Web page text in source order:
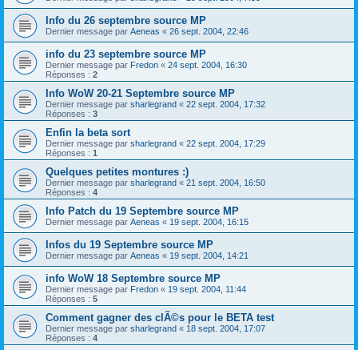
Info du 26 septembre source MP
Dernier message par Aeneas « 26 sept. 2004, 22:46
info du 23 septembre source MP
Dernier message par Fredon « 24 sept. 2004, 16:30
Réponses : 2
Info WoW 20-21 Septembre source MP
Dernier message par sharlegrand « 22 sept. 2004, 17:32
Réponses : 3
Enfin la beta sort
Dernier message par sharlegrand « 22 sept. 2004, 17:29
Réponses : 1
Quelques petites montures :)
Dernier message par sharlegrand « 21 sept. 2004, 16:50
Réponses : 4
Info Patch du 19 Septembre source MP
Dernier message par Aeneas « 19 sept. 2004, 16:15
Infos du 19 Septembre source MP
Dernier message par Aeneas « 19 sept. 2004, 14:21
info WoW 18 Septembre source MP
Dernier message par Fredon « 19 sept. 2004, 11:44
Réponses : 5
Comment gagner des clÃ©s pour le BETA test
Dernier message par sharlegrand « 18 sept. 2004, 17:07
Réponses : 4